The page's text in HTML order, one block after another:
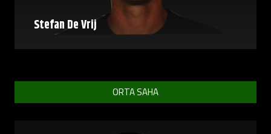
Stefan De Vrij
ORTA SAHA